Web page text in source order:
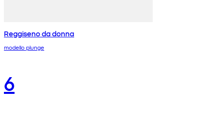
Reggiseno da donna
modello plunge
6